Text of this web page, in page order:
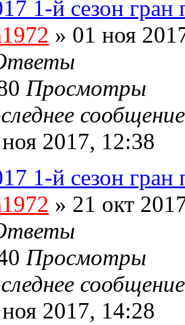
1-й сезон
» 01 ноя
Просмотры
2017, 12:38
1-й сезон гран
» 21 окт
Просмотры
2017, 14:28